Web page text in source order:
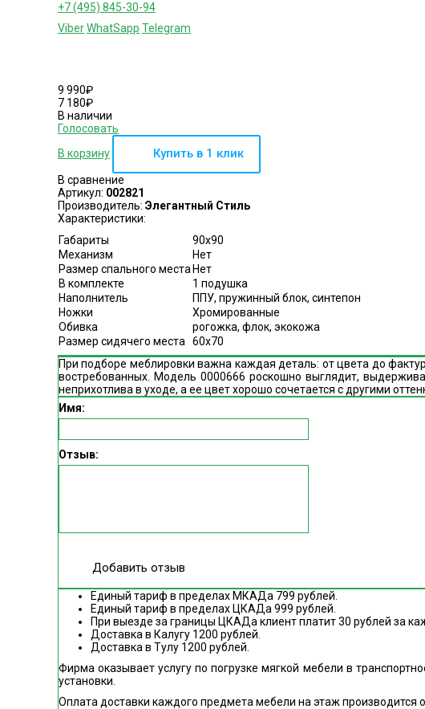
+7 (495) 845-30-94
ViberWhatSapp Telegram
9 990₽
7 180₽
В наличии
Голосовать
В корзину
Купить в 1 клик
В сравнение
Артикул: 002821
Производитель: Элегантный Стиль
Характеристики:
Габариты
90х90
Механизм
Нет
Размер спального места Нет
В комплекте
1 подушка
Наполнитель
ППУ, пружинный блок, синтепон
Ножки
Хромированные
Обивка
рогожка, флок, экокожа
Размер сидячего места
60х70
При подборе меблировки важна каждая деталь: от цвета до
востребованных. Модель 0000666 роскошно выглядит,
неприхотлива в уходе, а ее цвет хорошо сочетается с другими
Имя:
Отзыв:
Добавить отзыв
Единый тариф в пределах МКАДа 799 рублей.
Единый тариф в пределах ЦКАДа 999 рублей.
При выезде за границы ЦКАДа клиент платит 30 рублей за
Доставка в Калугу 1200 рублей.
Доставка в Тулу 1200 рублей.
Фирма оказывает услугу по погрузке мягкой мебели в
установки.
Оплата доставки каждого предмета мебели на этаж производится